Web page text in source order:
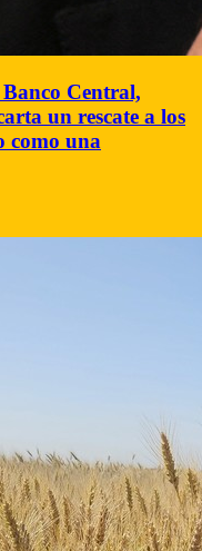
Central,
un rescate a los
como una